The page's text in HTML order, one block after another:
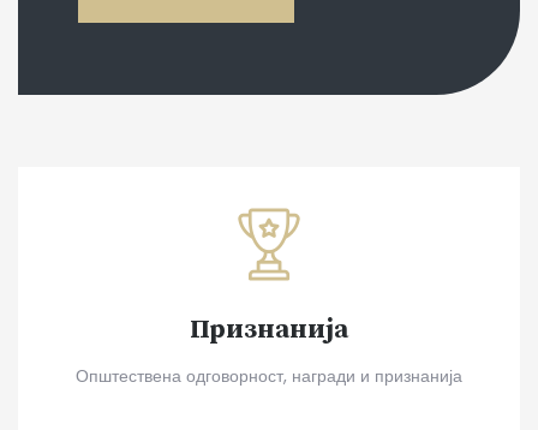
Признанија
Општествена одговорност, награди и признанија